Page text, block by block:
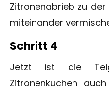
Zitronenabrieb zu
miteinander
Schritt 4
Jetzt ist die
Zitronenkuchen